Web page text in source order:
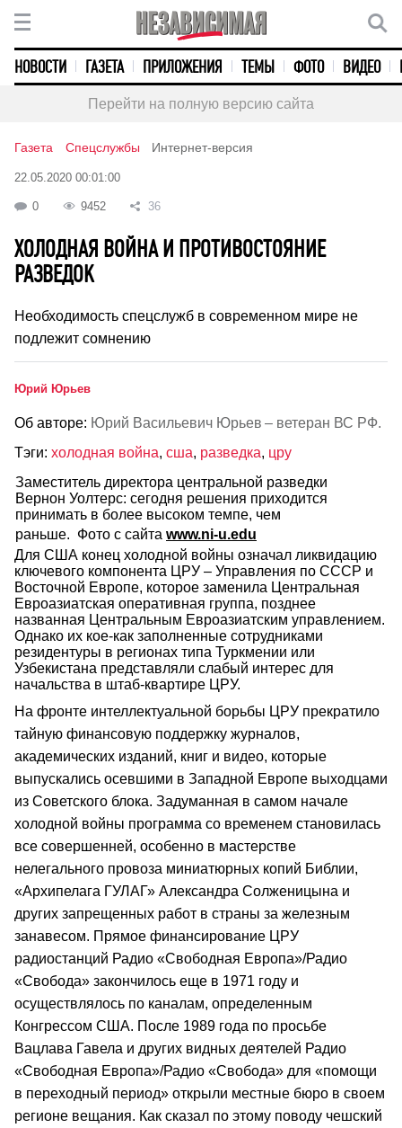
НОВОСТИ ГАЗЕТА ПРИЛОЖЕНИЯ ТЕМЫ ФОТО ВИДЕО
Перейти на полную версию сайта
Газета Спецслужбы Интернет-версия
22.05.2020 00:01:00
0 9452 36
ХОЛОДНАЯ ВОЙНА И ПРОТИВОСТОЯНИЕ
РАЗВЕДОК
Необходимость спецслужб в современном мире не
подлежит сомнению
Юрий Юрьев
Об авторе: Юрий Васильевич Юрьев – ветеран ВС РФ.
Тэги: холодная война, сша, разведка, цру
Заместитель директора центральной разведки
Вернон Уолтерс: сегодня решения приходится
принимать в более высоком темпе, чем
раньше. Фото с сайта www.ni-u.edu
Для США конец холодной войны означал ликвидацию
ключевого компонента ЦРУ – Управления по СССР и
Восточной Европе, которое заменила Центральная
Евроазиатская оперативная группа, позднее
названная Центральным Евроазиатским управлением.
Однако их кое-как заполненные сотрудниками
резидентуры в регионах типа Туркмении или
Узбекистана представляли слабый интерес для
начальства в штаб-квартире ЦРУ.
На фронте интеллектуальной борьбы ЦРУ прекратило
тайную финансовую поддержку журналов,
академических изданий, книг и видео, которые
выпускались осевшими в Западной Европе выходцами
из Советского блока. Задуманная в самом начале
холодной войны программа со временем становилась
все совершенней, особенно в мастерстве
нелегального провоза миниатюрных копий Библии,
«Архипелага ГУЛАГ» Александра Солженицына и
других запрещенных работ в страны за железным
занавесом. Прямое финансирование ЦРУ
радиостанций Радио «Свободная Европа»/Радио
«Свобода» закончилось еще в 1971 году и
осуществлялось по каналам, определенным
Конгрессом США. После 1989 года по просьбе
Вацлава Гавела и других видных деятелей Радио
«Свободная Европа»/Радио «Свобода» для «помощи
в переходный период» открыли местные бюро в своем
регионе вещания. Как сказал по этому поводу чешский